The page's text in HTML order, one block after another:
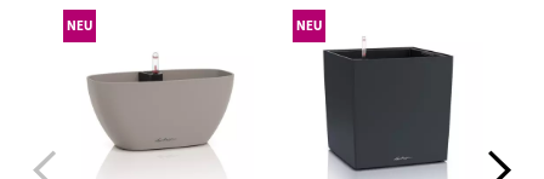
NEU NEU